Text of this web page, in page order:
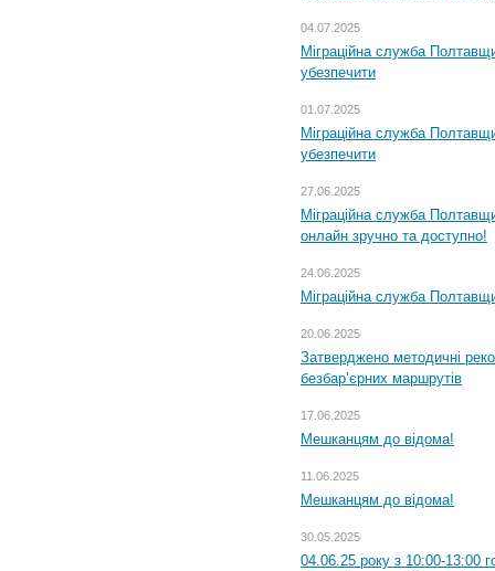
04.07.2025
Міграційна служба
убезпечити
01.07.2025
Міграційна служба
убезпечити
27.06.2025
Міграційна служба
онлайн зручно та доступно!
24.06.2025
Міграційна служба
20.06.2025
Затверджено методичні
безбар’єрних маршрутів
17.06.2025
Мешканцям до відома!
11.06.2025
Мешканцям до відома!
30.05.2025
04.06.25 року з 10:00-13:00